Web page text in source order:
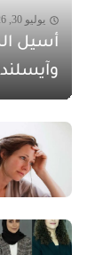
يوليو 30, 2026
أسيل